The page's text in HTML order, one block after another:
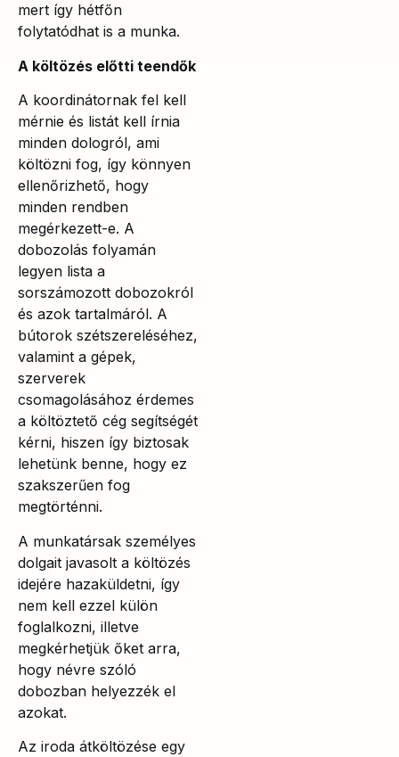
mert így hétfőn
folytatódhat is a munka.
A költözés előtti teendők
A koordinátornak fel kell
mérnie és listát kell írnia
minden dologról, ami
költözni fog, így könnyen
ellenőrizhető, hogy
minden rendben
megérkezett-e. A
dobozolás folyamán
legyen lista a
sorszámozott dobozokról
és azok tartalmáról. A
bútorok szétszereléséhez,
valamint a gépek,
szerverek
csomagolásához érdemes
a költöztető cég segítségét
kérni, hiszen így biztosak
lehetünk benne, hogy ez
szakszerűen fog
megtörténni.
A munkatársak személyes
dolgait javasolt a költözés
idejére hazaküldetni, így
nem kell ezzel külön
foglalkozni, illetve
megkérhetjük őket arra,
hogy névre szóló
dobozban helyezzék el
azokat.
Az iroda átköltözése egy